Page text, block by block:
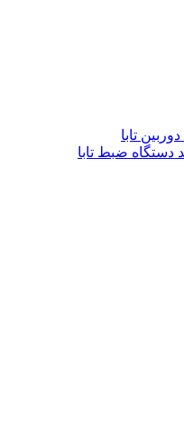
دوربین تابا
دستگاه ضبط تابا